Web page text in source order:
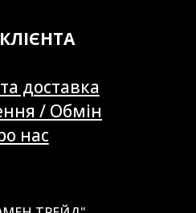
доставка
/ Обмін
нас